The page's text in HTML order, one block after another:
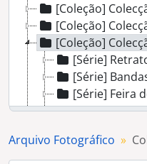
[Coleção]
[Coleção]
[Coleção]
[Série] Retratos de
[Série]
[Série] Feira
[Série] Obras
[Série] Torre
Arquivo Fotográfico